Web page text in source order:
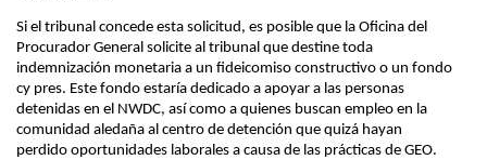
Si el tribunal concede esta solicitud, es posible que la Oficina del
Procurador General solicite al tribunal que destine toda
indemnización monetaria a un fideicomiso constructivo o un fondo
cy pres. Este fondo estaría dedicado a apoyar a las personas
detenidas en el NWDC, así como a quienes buscan empleo en la
comunidad aledaña al centro de detención que quizá hayan
perdido oportunidades laborales a causa de las prácticas de GEO.